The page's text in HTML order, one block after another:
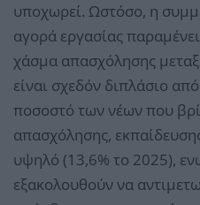
υποχωρεί. Ωστόσο, η
αγορά εργασίας
χάσμα απασχόλησης
είναι σχεδόν διπλάσιο
ποσοστό των νέων που
απασχόλησης,
υψηλό (13,6% το 2025),
εξακολουθούν να